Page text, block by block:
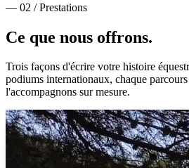
— 02 / Prestations
Ce que nous offrons.
Trois façons d'écrire votre histoire
podiums internationaux, chaque
l'accompagnons sur mesure.